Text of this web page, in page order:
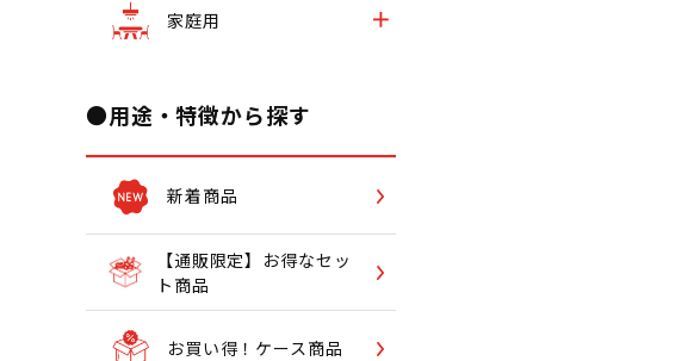
家庭用
●用途・特徴から探す
新着商品
【通販限定】お得なセッ
ト商品
お買い得！ケース商品